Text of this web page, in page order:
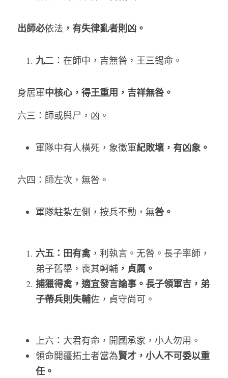
出師必依法 ，有失律亂者則凶。
九二：在師中，吉無咎，王三錫命。
身居軍中核心，得王重用，吉祥無咎。
六三：師或舆尸，凶。
軍隊中有人橫死，象徵軍
六四：師左次，無咎。
軍隊駐紮左側，按兵不動，無咎。
六五：田有禽 ，利執言。无咎。長子率師，
弟子舊舉，喪其軻輔 ，貞厲。
捕獵得禽，適宜發言論事。長子領軍吉，弟
子帶兵則失輔佐，貞守尚可。
上六：大君有命，開國承家，小人勿用。
領命開疆拓土者當為賢才，小人不可委以重
任。